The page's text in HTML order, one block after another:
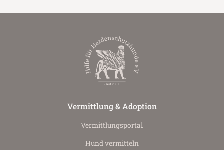
Vermittlung & Adoption
Vermittlungs­portal
Hund vermitteln